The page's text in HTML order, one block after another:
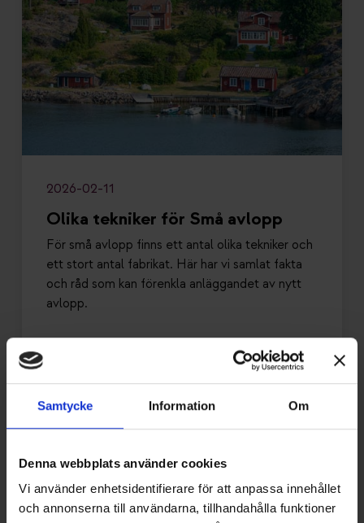
Samtycke Information Om
Denna webbplats använder cookies
Vi använder enhetsidentifierare för att anpassa innehållet
och annonserna till användarna, tillhandahålla funktioner
2026-02-11
Olika tekniker för Små avlopp
För små avlopp finns ett antal olika tekniker och
ett stort antal fabrikat. Här har vi samlat fakta
och råd som kan förenkla anläggandet av nytt
avlopp.